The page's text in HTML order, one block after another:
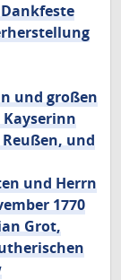
und großen
und
und Herrn
1770
Grot,